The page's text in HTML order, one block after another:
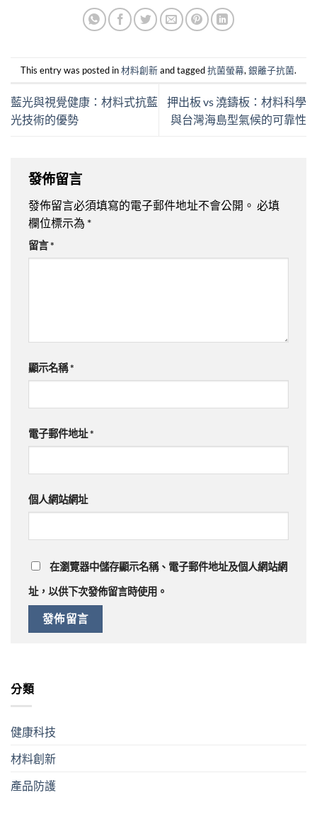
This entry was posted in材料創新and tagged抗菌螢幕, 銀離子抗菌.
藍光與視覺健康：材料式抗藍
光技術的優勢
押出板 vs 澆鑄板：材料科學
與台灣海島型氣候的可靠性
發佈留言
發佈留言必須填寫的電子郵件地址不會公開。 必填
欄位標示為 *
留言*
顯示名稱*
電子郵件地址*
個人網站網址
在瀏覽器中儲存顯示名稱、電子郵件地址及個人網站網
址，以供下次發佈留言時使用。
分類
健康科技
材料創新
產品防護